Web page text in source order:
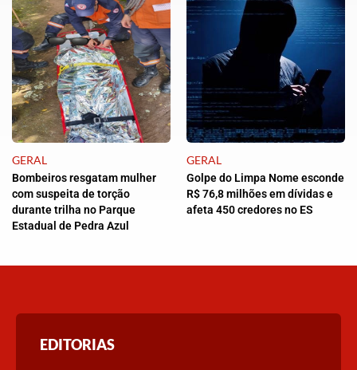
GERAL
Bombeiros resgatam mulher
com suspeita de torção
durante trilha no Parque
Estadual de Pedra Azul
GERAL
Golpe do Limpa Nome esconde
R$ 76,8 milhões em dívidas e
afeta 450 credores no ES
EDITORIAS